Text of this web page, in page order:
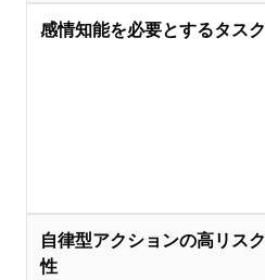
感情知能を必要とするタスク
自律型アクションの高リスク
性